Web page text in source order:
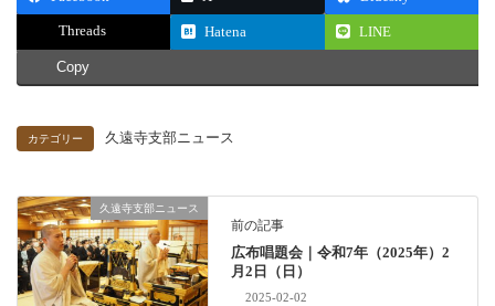
Threads Hatena LINE
Copy
カテゴリー 久遠寺支部ニュース
久遠寺支部ニュース
前の記事
広布唱題会｜令和7年（2025年）2
月2日（日）
2025-02-02